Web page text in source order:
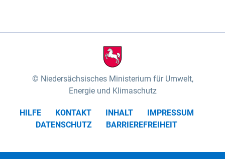
Niedersächsisches Ministerium für Umwelt,
Energie und Klimaschutz
HILFE KONTAKT INHALT
IMPRESSUM
DATENSCHUTZ
BARRIEREFREIHEIT